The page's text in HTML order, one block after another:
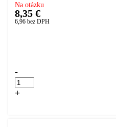
Na otázku
8,35 €
6,96 bez DPH
-
+